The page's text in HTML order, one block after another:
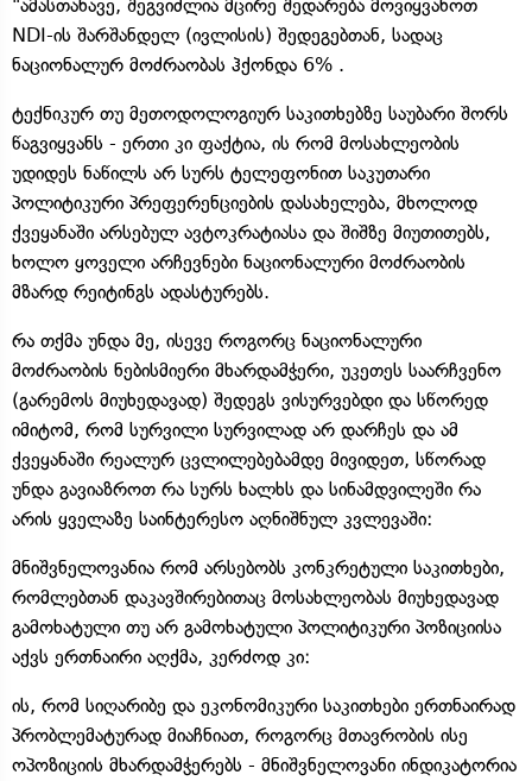
"ამასთანავე, შეგვიძლია მცირე შედარება მოვიყვანოთ
NDI-ის შარშანდელ (ივლისის) შედეგებთან, სადაც
ნაციონალურ მოძრაობას ჰქონდა 6% .
ტექნიკურ თუ მეთოდოლოგიურ საკითხებზე საუბარი შორს
წაგვიყვანს - ერთი კი ფაქტია, ის რომ მოსახლეობის
უდიდეს ნაწილს არ სურს ტელეფონით საკუთარი
პოლიტიკური პრეფერენციების დასახელება, მხოლოდ
ქვეყანაში არსებულ ავტოკრატიასა და შიშზე მიუთითებს,
ხოლო ყოველი არჩევნები ნაციონალური მოძრაობის
მზარდ რეიტინგს ადასტურებს.
რა თქმა უნდა მე, ისევე როგორც ნაციონალური
მოძრაობის ნებისმიერი მხარდამჭერი, უკეთეს საარჩვენო
(გარემოს მიუხედავად) შედეგს ვისურვებდი და სწორედ
იმიტომ, რომ სურვილი სურვილად არ დარჩეს და ამ
ქვეყანაში რეალურ ცვლილებებამდე მივიდეთ, სწორად
უნდა გავიაზროთ რა სურს ხალხს და სინამდვილეში რა
არის ყველაზე საინტერესო აღნიშნულ კვლევაში:
მნიშვნელოვანია რომ არსებობს კონკრეტული საკითხები,
რომლებთან დაკავშირებითაც მოსახლეობას მიუხედავად
გამოხატული თუ არ გამოხატული პოლიტიკური პოზიციისა
აქვს ერთნაირი აღქმა, კერძოდ კი:
ის, რომ სიღარიბე და ეკონომიკური საკითხები ერთნაირად
პრობლემატურად მიაჩნიათ, როგორც მთავრობის ისე
ოპოზიციის მხარდამჭერებს - მნიშვნელოვანი ინდიკატორია